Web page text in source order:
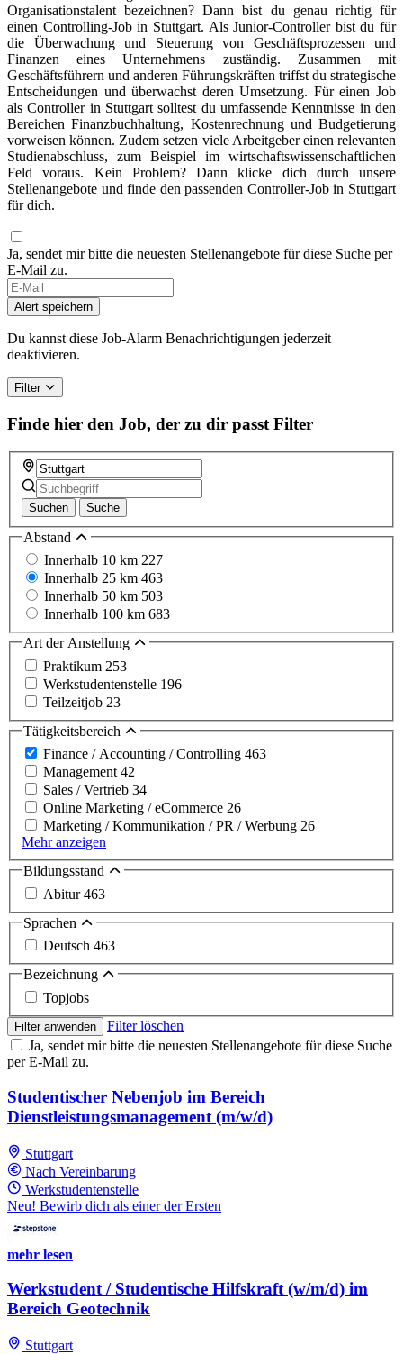
Organisationstalent bezeichnen? Dann bist du genau richtig für
einen Controlling-Job in Stuttgart. Als Junior-Controller bist du für
die Überwachung und Steuerung von Geschäftsprozessen und
Finanzen eines Unternehmens zuständig. Zusammen mit
Geschäftsführern und anderen Führungskräften triffst du strategische
Entscheidungen und überwachst deren Umsetzung. Für einen Job
als Controller in Stuttgart solltest du umfassende Kenntnisse in den
Bereichen Finanzbuchhaltung, Kostenrechnung und Budgetierung
vorweisen können. Zudem setzen viele Arbeitgeber einen relevanten
Studienabschluss, zum Beispiel im wirtschaftswissenschaftlichen
Feld voraus. Kein Problem? Dann klicke dich durch unsere
Stellenangebote und finde den passenden Controller-Job in Stuttgart
für dich.
Ja, sendet mir bitte die neuesten Stellenangebote für diese Suche per
E-Mail zu.
Alert speichern
Du kannst diese Job-Alarm Benachrichtigungen jederzeit
deaktivieren.
Filter
Finde hier den Job, der zu dir passt Filter
Suchen Suche
Abstand
Innerhalb 10 km 227
Innerhalb 25 km 463
Innerhalb 50 km 503
Innerhalb 100 km 683
Art der Anstellung
Praktikum 253
Werkstudentenstelle 196
Teilzeitjob 23
Tätigkeitsbereich
Finance / Accounting / Controlling 463
Management 42
Sales / Vertrieb 34
Online Marketing / eCommerce 26
Marketing / Kommunikation / PR / Werbung 26
Mehr anzeigen
Bildungsstand
Abitur463
Sprachen
Deutsch 463
Bezeichnung
Topjobs
Filter anwenden
Filter löschen
Ja, sendet mir bitte die neuesten Stellenangebote für diese Suche
per E-Mail zu.
Studentischer Nebenjob im Bereich
Dienstleistungsmanagement (m/w/d)
Stuttgart
Nach Vereinbarung
Werkstudentenstelle
Neu! Bewirb dich als einer der Ersten
mehr lesen
Werkstudent / Studentische Hilfskraft (w/m/d) im
Bereich Geotechnik
Stuttgart